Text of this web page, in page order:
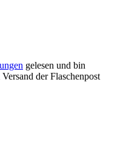
gelesen und bin
der Flaschenpost